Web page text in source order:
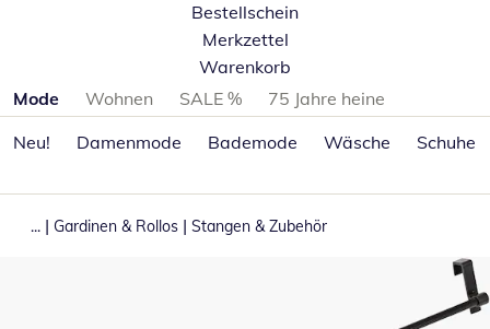
Bestellschein
Merkzettel
Warenkorb
Produktkategorien überspringen
Mode Wohnen SALE %
75 Jahre heine
Neu!
Damenmode Bademode Wäsche Schuhe
... | Gardinen & Rollos | Stangen & Zubehör